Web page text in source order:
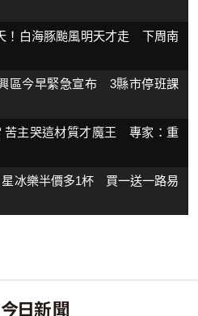
！白海豚颱風明天才走 下周南
區今早緊急宣布 3縣市停班課
苦主哭這材質才魔王 專家：重
星冰樂半價多1杯 買一送一路易